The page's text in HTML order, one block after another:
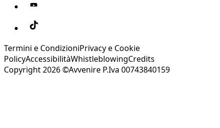
Termini e CondizioniPrivacy e Cookie
PolicyAccessibilitàWhistleblowingCredits
Copyright 2026 ©Avvenire P.Iva 00743840159